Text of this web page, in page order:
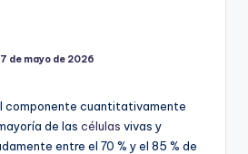
de mayo de 2026
componente cuantitativamente
de las células vivas y
entre el 70 % y el 85 % de